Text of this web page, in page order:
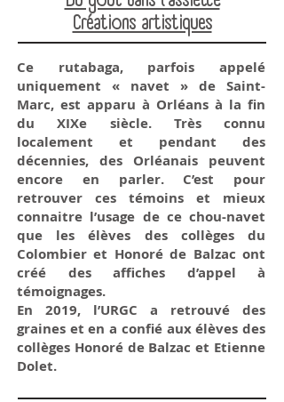
Créations artistiques
Ce rutabaga, parfois appelé
uniquement « navet » de Saint-
Marc, est apparu à Orléans à la fin
du XIXe siècle. Très connu
localement et pendant des
décennies, des Orléanais peuvent
encore en parler. C’est pour
retrouver ces témoins et mieux
connaitre l’usage de ce chou-navet
que les élèves des collèges du
Colombier et Honoré de Balzac ont
créé des affiches d’appel à
témoignages.
En 2019, l’URGC a retrouvé des
graines et en a confié aux élèves des
collèges Honoré de Balzac et Etienne
Dolet.